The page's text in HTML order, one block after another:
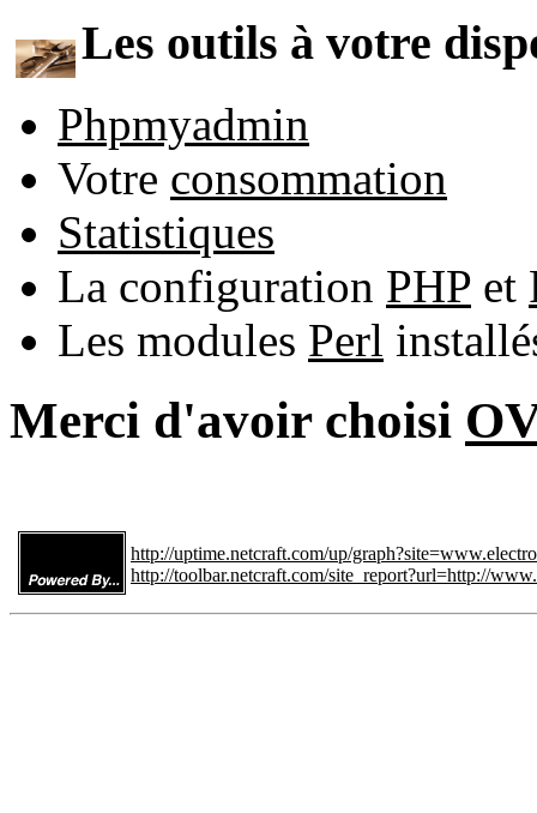
Les outils à votre
Phpmyadmin
Votre consommation
Statistiques
La configuration PHP et
Les modules Perl
Merci d'avoir choisi
http://uptime.netcraft.com/up/
http://toolbar.netcraft.com/site_report?url=http://